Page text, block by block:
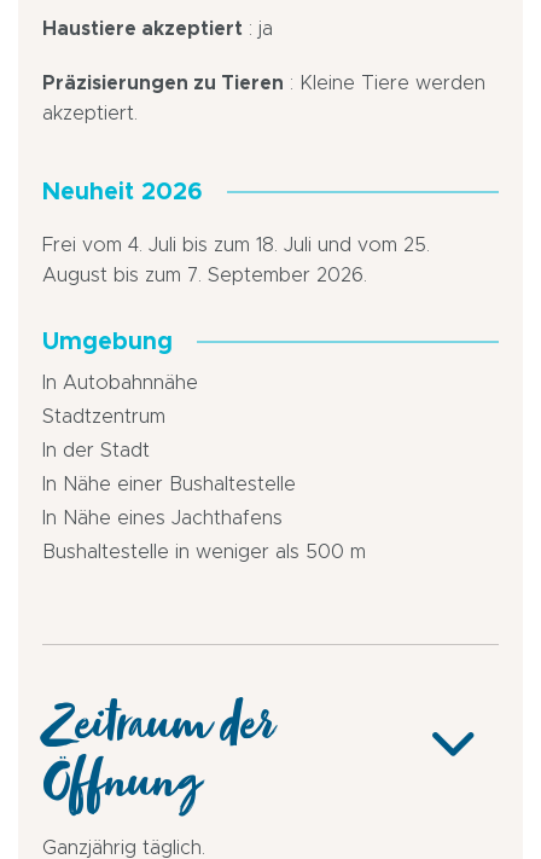
Haustiere akzeptiert : ja
Präzisierungen zu Tieren : Kleine Tiere werden
akzeptiert.
Neuheit 2026
Frei vom 4. Juli bis zum 18. Juli und vom 25.
August bis zum 7. September 2026.
Umgebung
In Autobahnnähe
Stadtzentrum
In der Stadt
In Nähe einer Bushaltestelle
In Nähe eines Jachthafens
Bushaltestelle in weniger als 500 m
Zeitraum der
Öffnung
Ganzjährig täglich.